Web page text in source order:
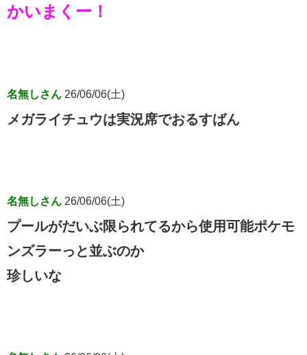
かいまくー！
名無しさん 26/06/06(土)
メガライチュウは実況席でおるすばん
名無しさん 26/06/06(土)
プールがだいぶ限られてるから使用可能ポケモ
ンズラーっと並ぶのか
珍しいな